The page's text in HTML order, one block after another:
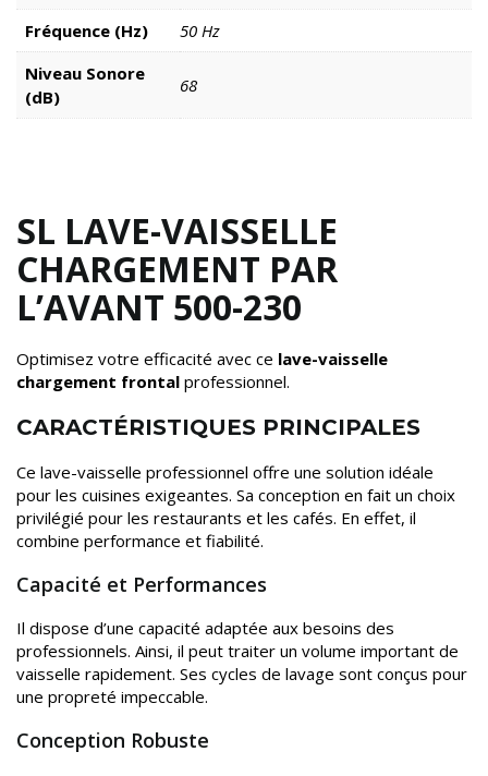
Fréquence (Hz)
50 Hz
Niveau Sonore
(dB)
68
SL LAVE-VAISSELLE
CHARGEMENT PAR
L’AVANT 500-230
Optimisez votre efficacité avec ce lave-vaisselle
chargement frontal professionnel.
CARACTÉRISTIQUES PRINCIPALES
Ce lave-vaisselle professionnel offre une solution idéale
pour les cuisines exigeantes. Sa conception en fait un choix
privilégié pour les restaurants et les cafés. En effet, il
combine performance et fiabilité.
Capacité et Performances
Il dispose d’une capacité adaptée aux besoins des
professionnels. Ainsi, il peut traiter un volume important de
vaisselle rapidement. Ses cycles de lavage sont conçus pour
une propreté impeccable.
Conception Robuste